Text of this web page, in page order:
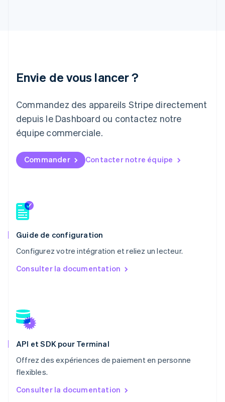
Envie de vous lancer ?
Commandez des appareils Stripe directement
depuis le Dashboard ou contactez notre
équipe commerciale.
Commander Contacter notre équipe
Guide de configuration
Configurez votre intégration et reliez un lecteur.
Consulter la documentation
API et SDK pour Terminal
Offrez des expériences de paiement en personne
flexibles.
Consulter la documentation
Lituanie
FrançaisDeutschEnglish
Malaisie
English
Malte
Mexique
EspañolEnglish
Nouvelle-Zélande
English
Pologne
English
Português English
Roumanie
Royaume-Uni
Singapour
English
English